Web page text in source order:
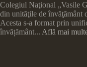
Colegiul Naţional „Vasile
din unităţile de învăţământ
Acesta s-a format prin
învățământ... Află mai